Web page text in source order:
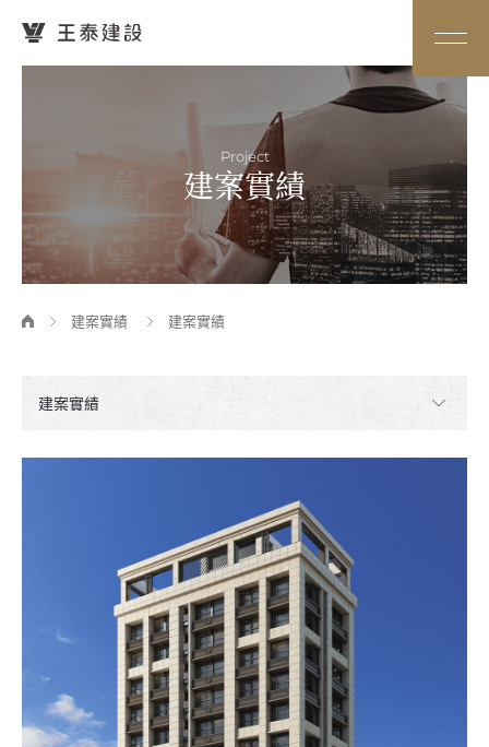
Project
建案實績
建案實績 建案實績